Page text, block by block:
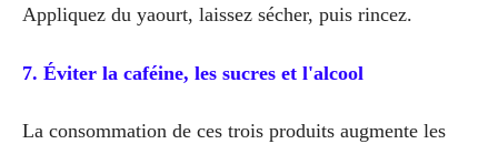
Appliquez du yaourt, laissez sécher, puis rincez.
7. Éviter la caféine, les sucres et l'alcool
La consommation de ces trois produits augmente les